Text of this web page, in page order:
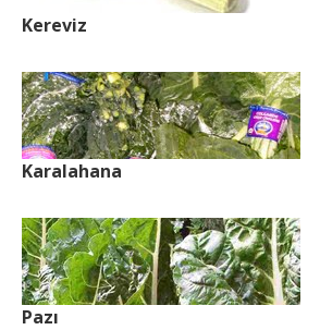
Kereviz
Karalahana
Pazı